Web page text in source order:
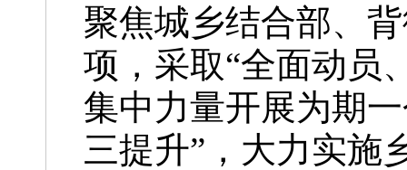
聚焦城乡结合部、
项，采取“全面动员
集中力量开展为期
三提升”，大力实施